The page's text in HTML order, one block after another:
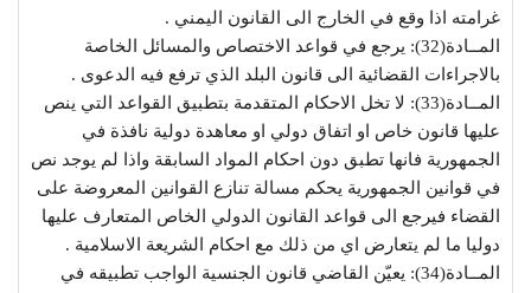
غرامته اذا وقع في الخارج الى القانون اليمني .
المــادة(32): يرجع في قواعد الاختصاص والمسائل الخاصة
بالاجراءات القضائية الى قانون البلد الذي ترفع فيه الدعوى .
المــادة(33): لا تخل الاحكام المتقدمة بتطبيق القواعد التي ينص
عليها قانون خاص او اتفاق دولي او معاهدة دولية نافذة في
الجمهورية فانها تطبق دون احكام المواد السابقة واذا لم يوجد نص
في قوانين الجمهورية يحكم مسالة تنازع القوانين المعروضة على
القضاء فيرجع الى قواعد القانون الدولي الخاص المتعارف عليها
دوليا ما لم يتعارض اي من ذلك مع احكام الشريعة الاسلامية .
المــادة(34): يعيّن القاضي قانون الجنسية الواجب تطبيقه في